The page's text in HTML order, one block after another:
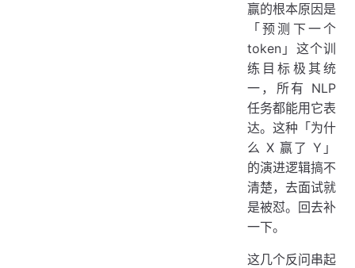
赢的根本原因是
「预测下一个
token」这个训
练目标极其统
一，所有 NLP
任务都能用它表
达。这种「为什
么 X 赢了 Y」
的演进逻辑搞不
清楚，去面试就
是被怼。回去补
一下。
这几个反问串起